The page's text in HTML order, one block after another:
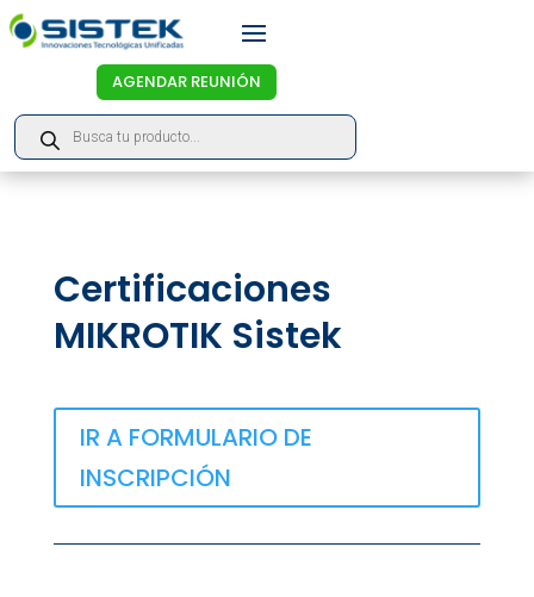
AGENDAR REUNIÓN
Products
search
Certificaciones
MIKROTIK Sistek
IR A FORMULARIO DE
INSCRIPCIÓN